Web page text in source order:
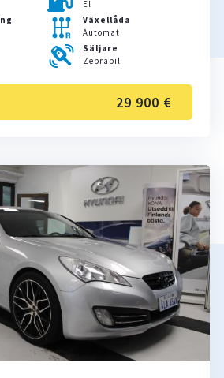
El
Växellåda
Automat
Säljare
Zebrabil
29 900 €